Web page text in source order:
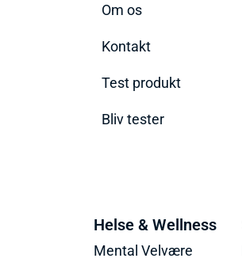
Om os
Kontakt
Test produkt
Bliv tester
Helse & Wellness
Mental Velvære